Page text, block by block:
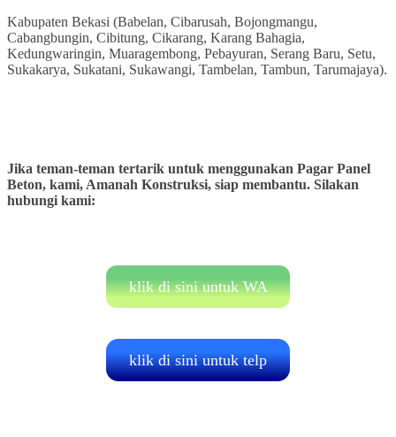
Kabupaten Bekasi (Babelan, Cibarusah, Bojongmangu,
Cabangbungin, Cibitung, Cikarang, Karang Bahagia,
Kedungwaringin, Muaragembong, Pebayuran, Serang Baru, Setu,
Sukakarya, Sukatani, Sukawangi, Tambelan, Tambun, Tarumajaya).
Jika teman-teman tertarik untuk menggunakan Pagar Panel
Beton, kami, Amanah Konstruksi, siap membantu. Silakan
hubungi kami:
klik di sini untuk WA
klik di sini untuk telp